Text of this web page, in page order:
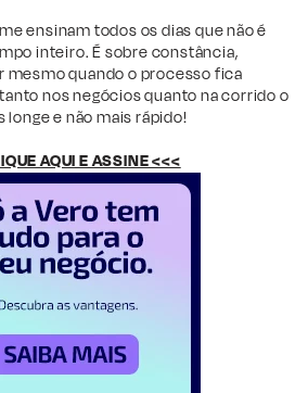
ensinam todos os dias que não é
inteiro. É sobre constância,
mesmo quando o processo fica
nos negócios quanto na corrido o
e não mais rápido!
AQUI E ASSINE <<<